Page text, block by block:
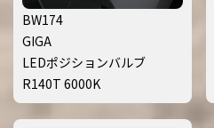
BW174
GIGA
LEDポジションバルブ
R140T 6000K